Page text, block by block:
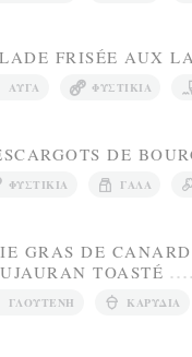
FRISÉE AUX
ΑΥΓΆ ΦΥΣΤΊΚΙΑ
DE
ΦΥΣΤΊΚΙΑ ΓΆΛΑ
GRAS DE
TOASTÉ
ΓΛΟΥΤΈΝΗ ΚΑΡΎΔΙΑ